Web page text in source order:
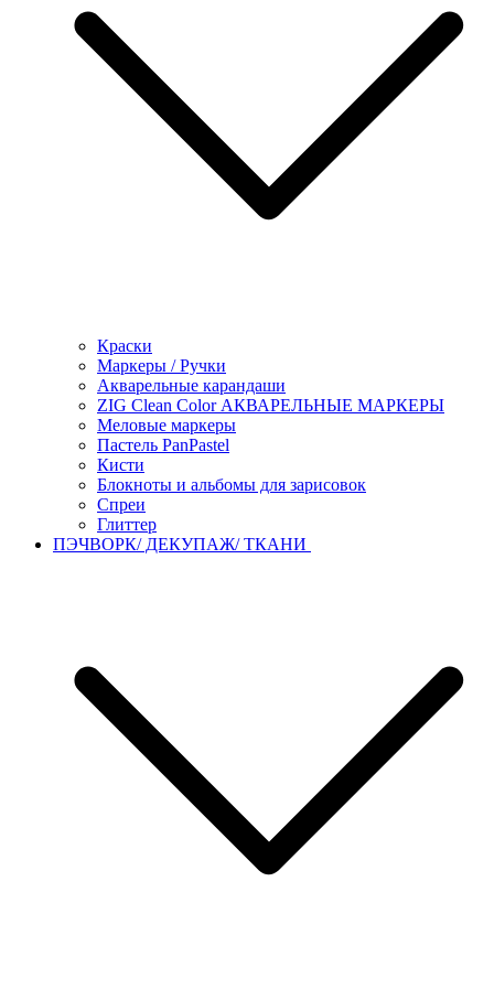
Краски
Маркеры / Ручки
Акварельные карандаши
ZIG Clean Color АКВАРЕЛЬНЫЕ МАРКЕРЫ
Меловые маркеры
Пастель PanPastel
Кисти
Блокноты и альбомы для зарисовок
Спреи
Глиттер
ПЭЧВОРК/ ДЕКУПАЖ/ ТКАНИ